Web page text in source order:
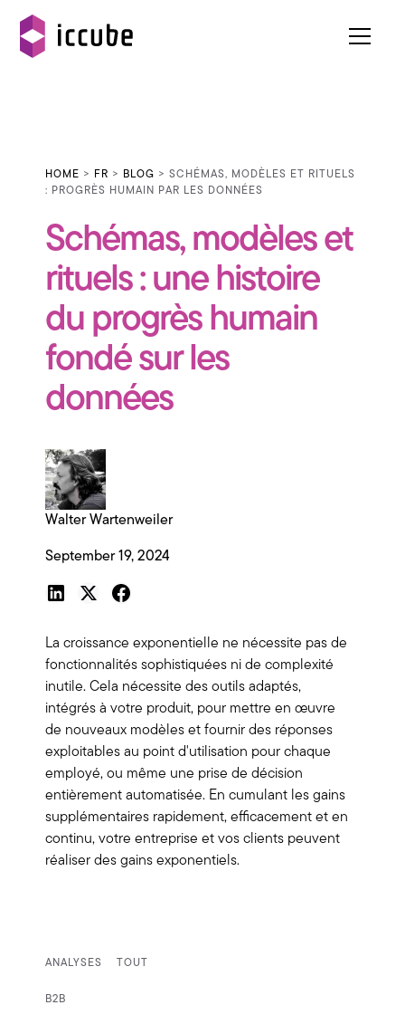
HOME > FR > BLOG > SCHÉMAS, MODÈLES ET RITUELS
: PROGRÈS HUMAIN PAR LES DONNÉES
Schémas, modèles et
rituels : une histoire
du progrès humain
fondé sur les
données
Walter Wartenweiler
September 19, 2024
La croissance exponentielle ne nécessite pas de
fonctionnalités sophistiquées ni de complexité
inutile. Cela nécessite des outils adaptés,
intégrés à votre produit, pour mettre en œuvre
de nouveaux modèles et fournir des réponses
exploitables au point d'utilisation pour chaque
employé, ou même une prise de décision
entièrement automatisée. En cumulant les gains
supplémentaires rapidement, efficacement et en
continu, votre entreprise et vos clients peuvent
réaliser des gains exponentiels.
ANALYSES
B2B
TOUT